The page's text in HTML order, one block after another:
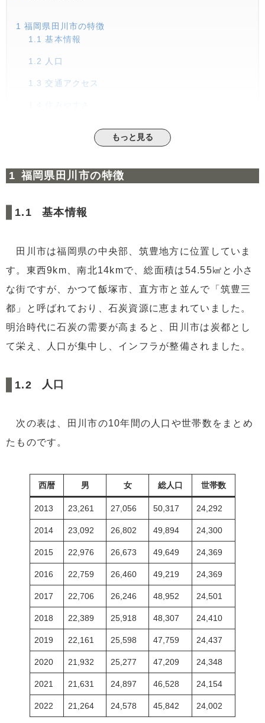
1 福岡県田川市の特徴
1.1 基本情報
1.2 人口
1.3 交通アクセス
2.2子育て支援
不動産売却について
もっと見る
福岡県田川市の特徴
基本情報
田川市は福岡県の中央部、筑豊地方に位置していま
す。東西9km、南北14kmで、総面積は54.55㎢と小さ
な街ですが、かつて飯塚市、直方市と並んで「筑豊三
都」と呼ばれており、石炭資源に恵まれていました。
明治時代に石炭の需要が高まると、田川市は炭都とし
て栄え、人口が集中し、インフラが整備されました。
人口
次の表は、田川市の10年間の人口や世帯数をまとめ
たものです。
西暦 男 女 総人口 世帯数
2013 23,261 27,056 50,317 24,292
2014 23,092 26,802 49,894 24,300
2015 22,976 26,673 49,649 24,369
2016 22,759 26,460 49,219 24,369
2017 22,706 26,246 48,952 24,501
2018 22,389 25,918 48,307 24,410
2019 22,161 25,598 47,759 24,437
2020 21,932 25,277 47,209 24,348
2021 21,631 24,897 46,528 24,154
2022 21,264 24,578 45,842 24,002